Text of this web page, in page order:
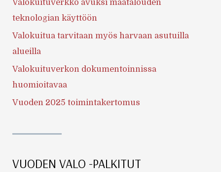
Valokuituverkko avuksi maatalouden
teknologian käyttöön
Valokuitua tarvitaan myös harvaan asutuilla
alueilla
Valokuituverkon dokumentoinnissa
huomioitavaa
Vuoden 2025 toimintakertomus
VUODEN VALO -PALKITUT